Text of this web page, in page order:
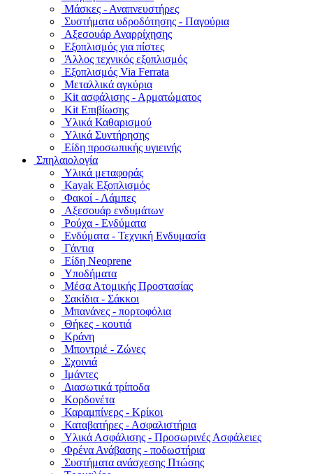
Μάσκες - Αναπνευστήρες
Συστήματα υδροδότησης - Παγούρια
Αξεσουάρ Αναρρίχησης
Εξοπλισμός για πίστες
Άλλος τεχνικός εξοπλισμός
Εξοπλισμός Via Ferrata
Μεταλλικά αγκύρια
Kit ασφάλισης - Αρματώματος
Kit Επιβίωσης
Υλικά Καθαρισμού
Υλικά Συντήρησης
Είδη προσωπικής υγιεινής
Σπηλαιολογία
Υλικά μεταφοράς
Kayak Εξοπλισμός
Φακοί - Λάμπες
Αξεσουάρ ενδυμάτων
Ρούχα - Ενδύματα
Ενδύματα - Τεχνική Ενδυμασία
Γάντια
Είδη Neoprene
Υποδήματα
Μέσα Ατομικής Προστασίας
Σακίδια - Σάκκοι
Μπανάνες - πορτοφόλια
Θήκες - κουτιά
Κράνη
Μποντριέ - Ζώνες
Σχοινιά
Ιμάντες
Διασωτικά τρίποδα
Κορδονέτα
Καραμπίνερς - Κρίκοι
Καταβατήρες - Ασφαλιστήρια
Υλικά Ασφάλισης - Προσωρινές Ασφάλειες
Φρένα Ανάβασης - ποδωστήρια
Συστήματα ανάσχεσης Πτώσης